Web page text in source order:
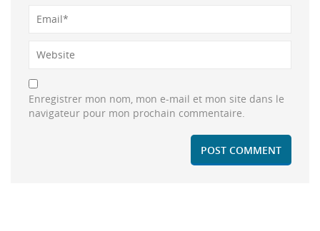
Enregistrer mon nom, mon e-mail et mon site dans le
navigateur pour mon prochain commentaire.